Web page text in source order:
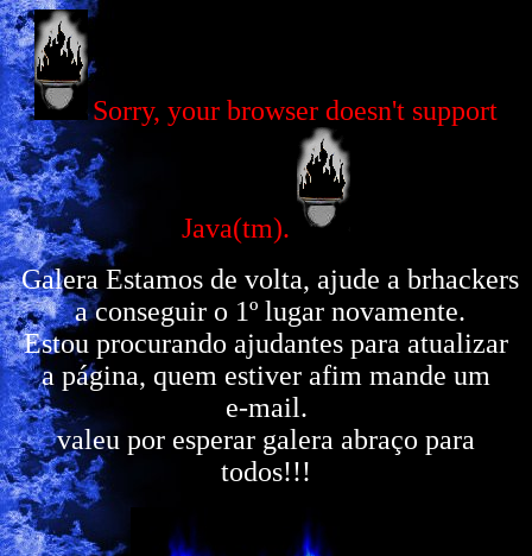
Sorry, your browser doesn't support
Java(tm).
Galera Estamos de volta, ajude a brhackers
a conseguir o 1º lugar novamente.
Estou procurando ajudantes para atualizar
a página, quem estiver afim mande um
e-mail.
valeu por esperar galera abraço para
todos!!!